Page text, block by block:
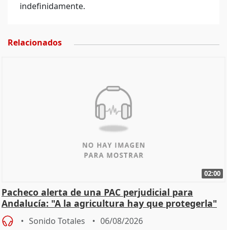
indefinidamente.
Relacionados
02:00
Pacheco alerta de una PAC perjudicial para
Andalucía: "A la agricultura hay que protegerla"
Sonido Totales 06/08/2026